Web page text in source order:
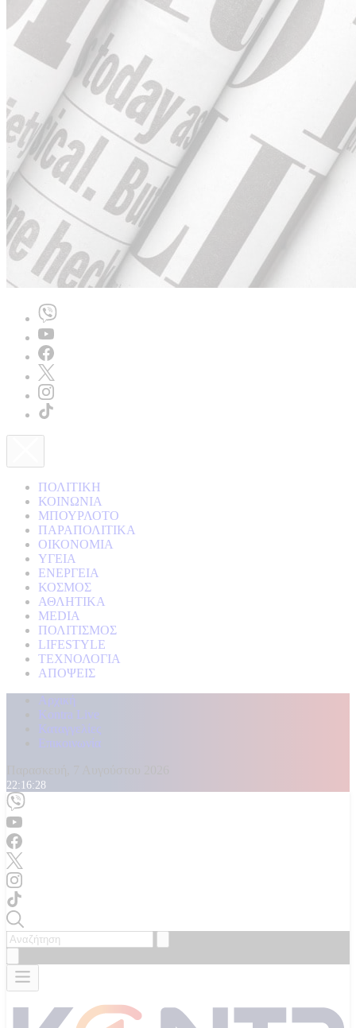
ΠΟΛΙΤΙΚΗ
ΚΟΙΝΩΝΙΑ
ΜΠΟΥΡΛΟΤΟ
ΠΑΡΑΠΟΛΙΤΙΚΑ
ΟΙΚΟΝΟΜΙΑ
ΥΓΕΙΑ
ΕΝΕΡΓΕΙΑ
ΚΟΣΜΟΣ
ΑΘΛΗΤΙΚΑ
MEDIA
ΠΟΛΙΤΙΣΜΟΣ
LIFESTYLE
ΤΕΧΝΟΛΟΓΙΑ
ΑΠΟΨΕΙΣ
Αρχική
Kontra Live
Καταγγελίες
Επικοινωνία
22:16:30